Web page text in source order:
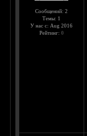
Сообщений: 2
Темы: 1
У нас с: Aug 2016
Рейтинг: 0